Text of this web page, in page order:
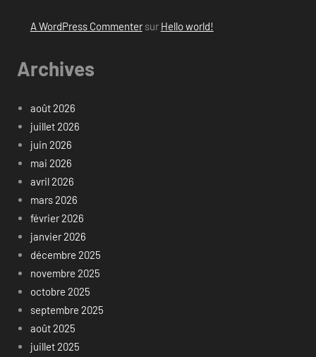
A WordPress Commentersur Hello world!
Archives
août 2026
juillet 2026
juin 2026
mai 2026
avril 2026
mars 2026
février 2026
janvier 2026
décembre 2025
novembre 2025
octobre 2025
septembre 2025
août 2025
juillet 2025